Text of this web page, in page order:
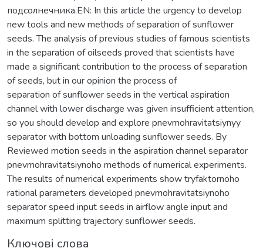
подсолнечника.EN: In this article the urgency to develop
new tools and new methods of separation of sunflower
seeds. The analysis of previous studies of famous scientists
in the separation of oilseeds proved that scientists have
made a significant contribution to the process of separation
of seeds, but in our opinion the process of
separation of sunflower seeds in the vertical aspiration
channel with lower discharge was given insufficient attention,
so you should develop and explore pnevmohravitatsiynyy
separator with bottom unloading sunflower seeds. By
Reviewed motion seeds in the aspiration channel separator
pnevmohravitatsiynoho methods of numerical experiments.
The results of numerical experiments show tryfaktornoho
rational parameters developed pnevmohravitatsiynoho
separator speed input seeds in airflow angle input and
maximum splitting trajectory sunflower seeds.
Ключові слова